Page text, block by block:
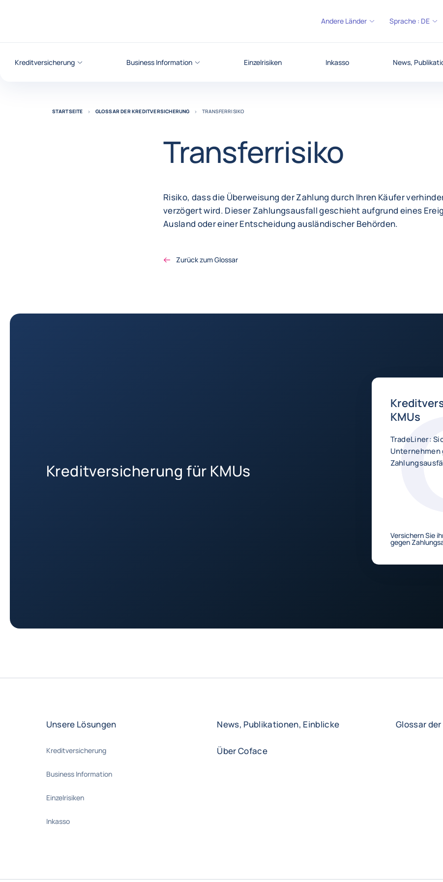
Kreditversicherung Business Information Einzelrisiken Inkasso News,
Andere Länder Sprache : DE
STARTSEITE GLOSSAR DER KREDITVERSICHERUNG TRANSFERRISIKO
Transferrisiko
Risiko, dass die Überweisung der Zahlung durch Ihren Käufer
verzögert wird. Dieser Zahlungsausfall geschieht aufgrund eines
Ausland oder einer Entscheidung ausländischer Behörden.
Zurück zum Glossar
Kreditversicherung für KMUs
KMUs
TradeLiner:
Unternehmen
Versichern Sie
gegen
Unsere Lösungen
Kreditversicherung
Business Information
Einzelrisiken
Inkasso
News, Publikationen, Einblicke
Über Coface
Glossar